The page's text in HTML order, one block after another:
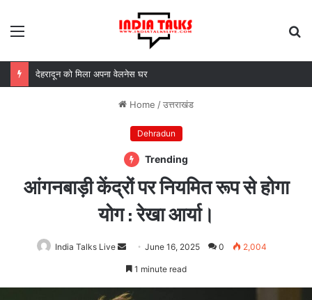
Home /उत्तराखंड
Dehradun
Trending
आंगनबाड़ी केंद्रों पर नियमित रूप से होगा
योग : रेखा आर्या।
India Talks Live
Send
an
June 16, 2025 0 2,004
1 minute read